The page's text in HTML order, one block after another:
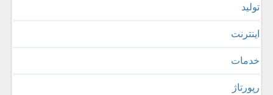
تولید
اینترنت
خدمات
رپورتاژ